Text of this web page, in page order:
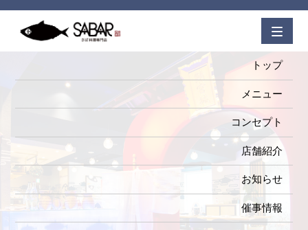
トップ
メニュー
コンセプト
店舗紹介
お知らせ
催事情報